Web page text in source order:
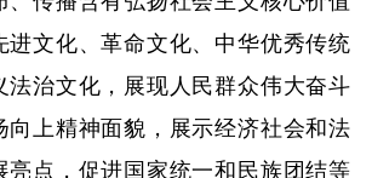
进文化、革命文化、中华优秀传统
法治文化，展现人民群众伟大奋斗
向上精神面貌，展示经济社会和法
亮点，促进国家统一和民族团结等